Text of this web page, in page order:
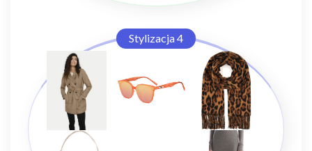
Stylizacja 4